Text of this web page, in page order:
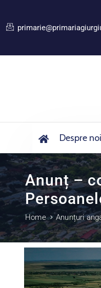
Despre noi
Anunț –
Home Anunțuri